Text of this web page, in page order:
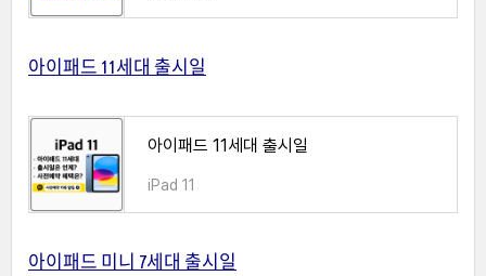
아이패드 11세대 출시일
아이패드 11세대 출시일
iPad 11
아이패드 미니 7세대 출시일